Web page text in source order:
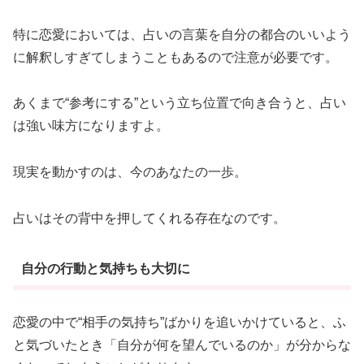
特に恋愛においては、占いの言葉を自分の都合のいいよう
に解釈しすぎてしまうこともあるので注意が必要です。
あくまで“参考にする”という立ち位置で向き合うと、占い
は強い味方になりますよ。
現実を動かすのは、今のあなたの一歩。
占いはその背中を押してくれる存在なのです。
自分の行動と気持ちも大切に
恋愛の中で“相手の気持ち”ばかりを追いかけていると、ふ
と気づいたとき「自分が何を望んでいるのか」が分からな